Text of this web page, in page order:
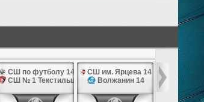
СШ по футболу 14
СШ № 1 Текстильщик 14
СШ им. Ярцева 14
Волжанин 14